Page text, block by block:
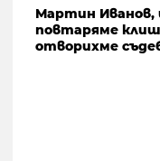
Мартин Иванов,
повтаряме
отворихме